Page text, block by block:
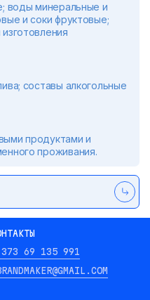
воды минеральные и
и соки фруктовые;
составы алкогольные
продуктами и
проживания.
69 135 991